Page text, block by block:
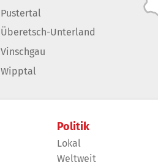
Pustertal
Überetsch-Unterland
Vinschgau
Wipptal
Politik
Lokal
Weltweit